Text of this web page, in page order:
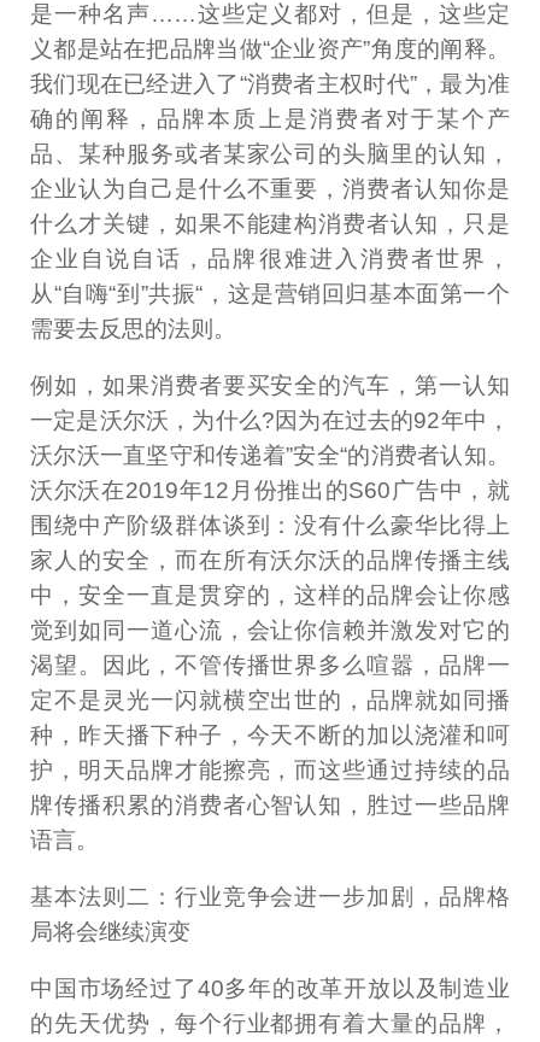
是一种名声……这些定义都对，但是，这些定
义都是站在把品牌当做“企业资产”角度的阐释。
我们现在已经进入了“消费者主权时代”，最为准
确的阐释，品牌本质上是消费者对于某个产
品、某种服务或者某家公司的头脑里的认知，
企业认为自己是什么不重要，消费者认知你是
什么才关键，如果不能建构消费者认知，只是
企业自说自话，品牌很难进入消费者世界，
从“自嗨“到”共振“，这是营销回归基本面第一个
需要去反思的法则。
例如，如果消费者要买安全的汽车，第一认知
一定是沃尔沃，为什么?因为在过去的92年中，
沃尔沃一直坚守和传递着”安全“的消费者认知。
沃尔沃在2019年12月份推出的S60广告中，就
围绕中产阶级群体谈到：没有什么豪华比得上
家人的安全，而在所有沃尔沃的品牌传播主线
中，安全一直是贯穿的，这样的品牌会让你感
觉到如同一道心流，会让你信赖并激发对它的
渴望。因此，不管传播世界多么喧嚣，品牌一
定不是灵光一闪就横空出世的，品牌就如同播
种，昨天播下种子，今天不断的加以浇灌和呵
护，明天品牌才能擦亮，而这些通过持续的品
牌传播积累的消费者心智认知，胜过一些品牌
语言。
基本法则二：行业竞争会进一步加剧，品牌格
局将会继续演变
中国市场经过了40多年的改革开放以及制造业
的先天优势，每个行业都拥有着大量的品牌，